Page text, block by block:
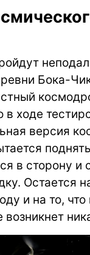
Бока-
в ходе
версия
в сторону и
Остается
и на то,
возникнет